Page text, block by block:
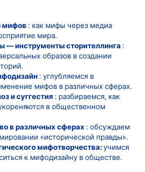
мифов : как мифы через медиа
мира.
— инструменты сторителлинга :
образов в создании
: углубляемся в
мифов в различных сферах.
и суггестия : разбираемся, как
в общественном
в различных сферах : обсуждаем
«исторической правды».
мифотворчества:учимся
к мифодизайну в обществе.